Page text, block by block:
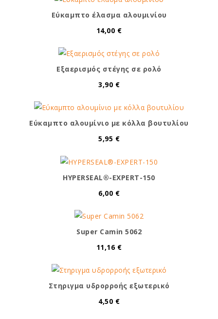
Εύκαμπτο έλασμα αλουμινίου
14,00 €
Εξαερισμός στέγης σε ρολό
3,90 €
Εύκαμπτο αλουμίνιο με κόλλα βουτυλίου
5,95 €
HYPERSEAL®-EXPERT-150
6,00 €
Super Camin 5062
11,16 €
Στηριγμα υδρορροής εξωτερικό
4,50 €